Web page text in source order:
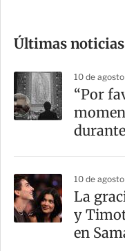
m
a
r
t
Últimas noticias
10 de
“Por
10 de
La
y
en